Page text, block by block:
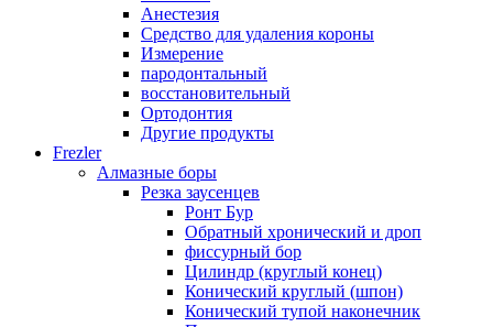
Анестезия
Средство для удаления короны
Измерение
пародонтальный
восстановительный
Ортодонтия
Другие продукты
Frezler
Алмазные боры
Резка заусенцев
Ронт Бур
Обратный хронический и дроп
фиссурный бор
Цилиндр (круглый конец)
Конический круглый (шпон)
Конический тупой наконечник